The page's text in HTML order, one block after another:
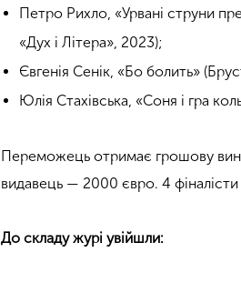
Петро Рихло, «Урвані струни
«Дух і Літера», 2023);
Євгенія Сенік, «Бо болить»
Юлія Стахівська, «Соня і гра
Переможець отримає грошову
видавець — 2000 євро. 4
До складу журі увійшли: